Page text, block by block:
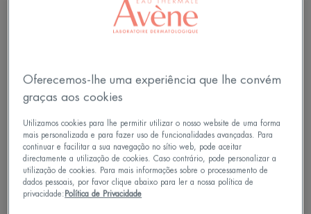
Porque deve SEMPRE remover a
maquilhagem dos olhos?
A zona dos olhos é uma zona particularmente
sensível do rosto, uma vez que a pele é muito fina.
Oferecemos-lhe uma experiência que lhe convém
graças aos cookies
Utilizamos cookies para lhe permitir utilizar o nosso website de uma forma
mais personalizada e para fazer uso de funcionalidades avançadas. Para
continuar e facilitar a sua navegação no sítio web, pode aceitar
directamente a utilização de cookies. Caso contrário, pode personalizar a
utilização de cookies. Para mais informações sobre o processamento de
dados pessoais, por favor clique abaixo para ler a nossa política de
privacidade: Política de Privacidade